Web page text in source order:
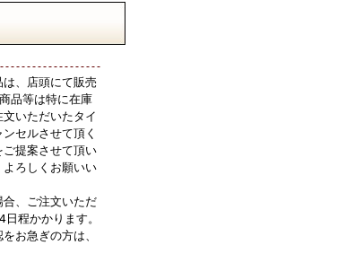
、店頭にて販売
品等は特に在庫
いただいたタイ
セルさせて頂く
提案させて頂い
ろしくお願いい
合、ご注文いただ
程かかります。
お急ぎの方は、